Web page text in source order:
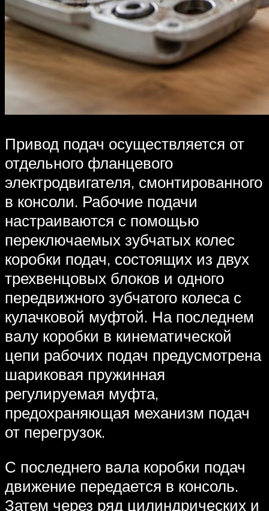
Привод подач осуществляется от
отдельного фланцевого
электродвигателя, смонтированного
в консоли. Рабочие подачи
настраиваются с помощью
переключаемых зубчатых колес
коробки подач, состоящих из двух
трехвенцовых блоков и одного
передвижного зубчатого колеса с
кулачковой муфтой. На последнем
валу коробки в кинематической
цепи рабочих подач предусмотрена
шариковая пружинная
регулируемая муфта,
предохраняющая механизм подач
от перегрузок.
С последнего вала коробки подач
движение передается в консоль.
Затем через ряд цилиндрических и